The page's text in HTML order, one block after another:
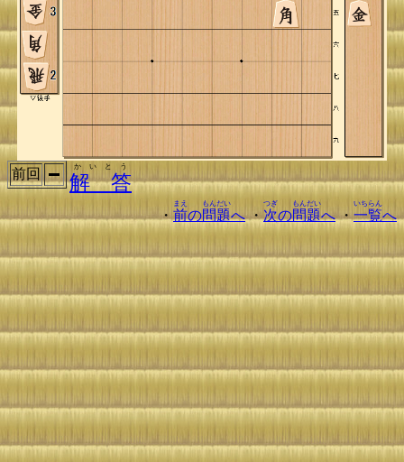
前回 解 答
かいとう
・前
まえ
の問題
もんだい
へ・次
つぎ
の問題
もんだい
へ・一覧
いちらん
へ